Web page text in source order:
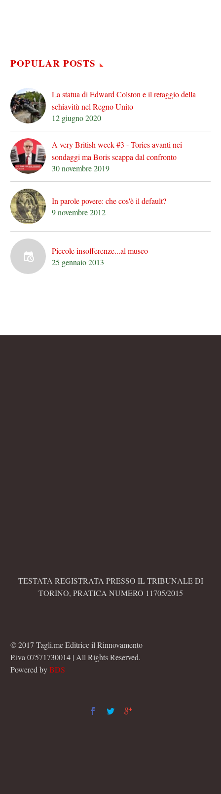
POPULAR POSTS
La statua di Edward Colston e il retaggio della
schiavitù nel Regno Unito
12 giugno 2020
A very British week #3 - Tories avanti nei
sondaggi ma Boris scappa dal confronto
30 novembre 2019
In parole povere: che cos'è il default?
9 novembre 2012
Piccole insofferenze...al museo
25 gennaio 2013
TESTATA REGISTRATA PRESSO IL TRIBUNALE DI
TORINO, PRATICA NUMERO 11705/2015
© 2017 Tagli.me Editrice il Rinnovamento
P.iva 07571730014 | All Rights Reserved.
Powered byBDS